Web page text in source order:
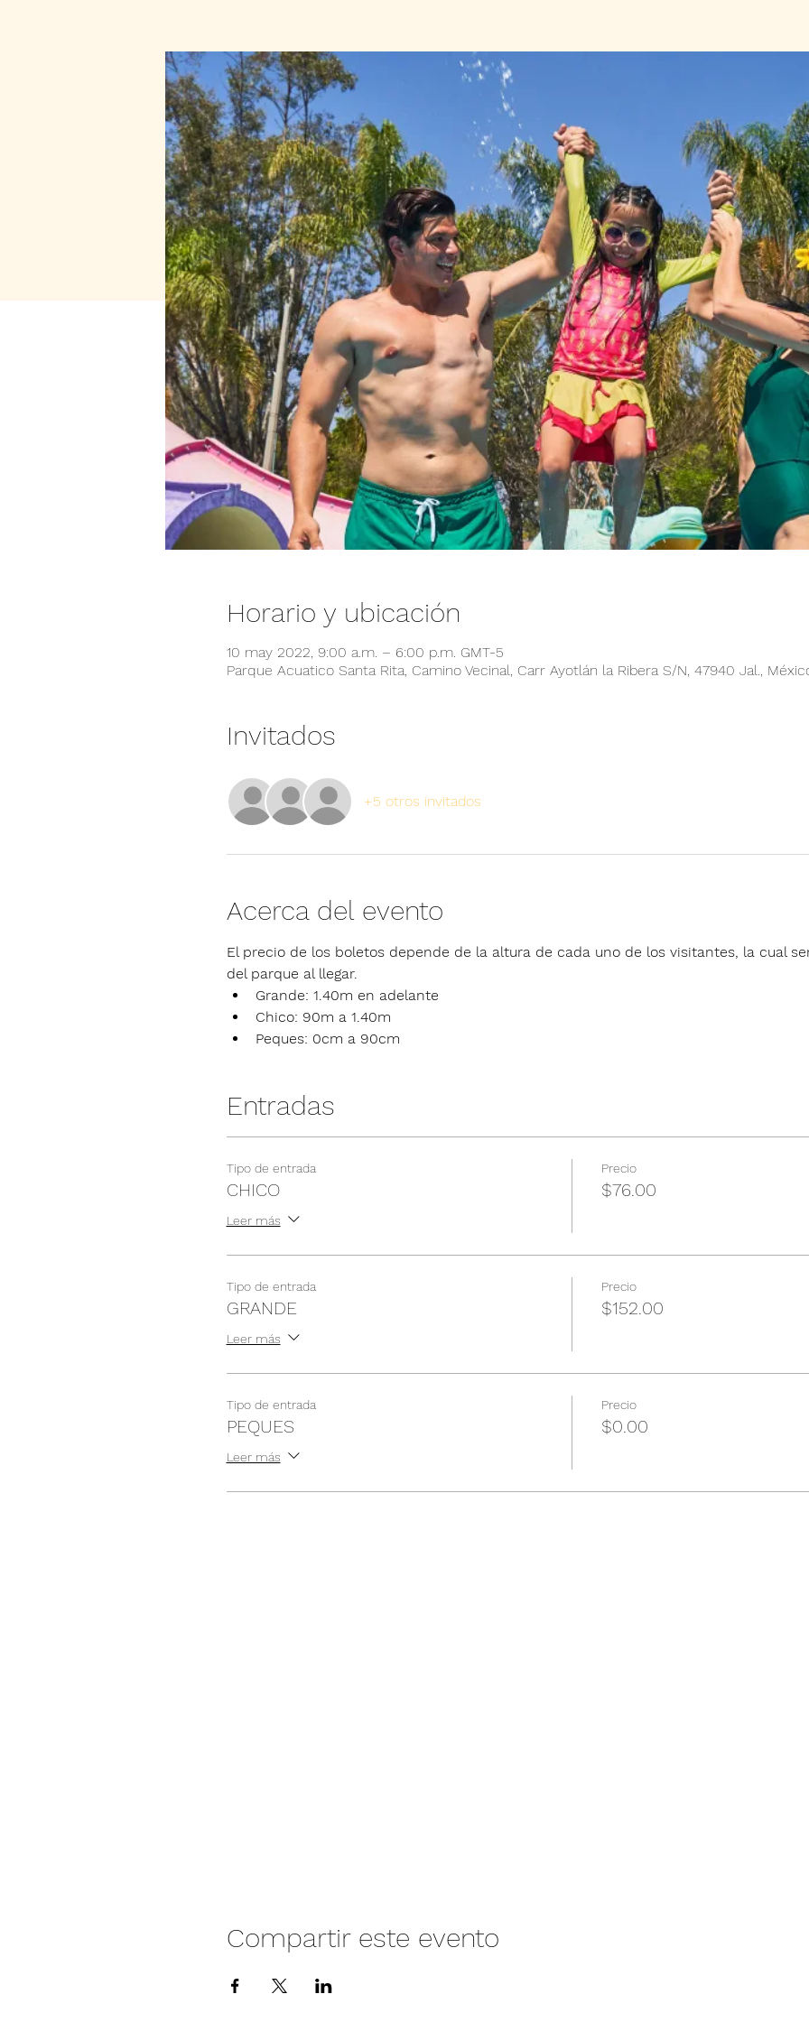
Horario y ubicación
10 may 2022, 9:00 a.m. – 6:00 p.m. GMT-5
Parque Acuatico Santa Rita, Camino Vecinal, Carr Ayotlán la Ribera S/N, 47940 Jal.,
Invitados
+5 otros invitados
Acerca del evento
El precio de los boletos depende de la altura de cada uno de los visitantes, la cual
del parque al llegar.
Grande: 1.40m en adelante
Chico: 90m a 1.40m
Peques: 0cm a 90cm
Entradas
Tipo de entrada
CHICO
Leer más
Precio
$76.00
Tipo de entrada
GRANDE
Leer más
Precio
$152.00
Tipo de entrada
PEQUES
Leer más
Precio
$0.00
Compartir este evento